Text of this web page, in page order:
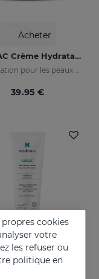
Acheter
AZELAC Crème Hydratante
Hydratation pour les peaux présentant des rougeurs
39.95 €
Acheter
cookies
votre
les refuser ou
politique en